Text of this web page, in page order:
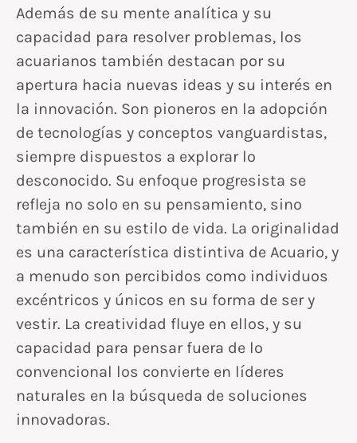
Además de su mente analítica y su
capacidad para resolver problemas, los
acuarianos también destacan por su
apertura hacia nuevas ideas y su interés en
la innovación. Son pioneros en la adopción
de tecnologías y conceptos vanguardistas,
siempre dispuestos a explorar lo
desconocido. Su enfoque progresista se
refleja no solo en su pensamiento, sino
también en su estilo de vida. La originalidad
es una característica distintiva de Acuario, y
a menudo son percibidos como individuos
excéntricos y únicos en su forma de ser y
vestir. La creatividad fluye en ellos, y su
capacidad para pensar fuera de lo
convencional los convierte en líderes
naturales en la búsqueda de soluciones
innovadoras.